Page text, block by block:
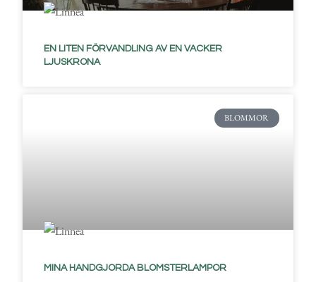
EN LITEN FÖRVANDLING AV EN VACKER
LJUSKRONA
BLOMMOR
MINA HANDGJORDA BLOMSTERLAMPOR